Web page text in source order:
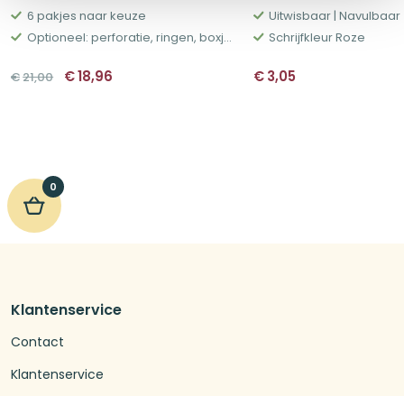
6 pakjes naar keuze
Optioneel: perforatie, ringen, boxjes en meer
€21,00 Oorspronkelijke
prijs
€18,96
Uitwisbaar | Navulbaar
Schrijfkleur Roze
€ 3,05
0
Klantenservice
Contact
Klantenservice